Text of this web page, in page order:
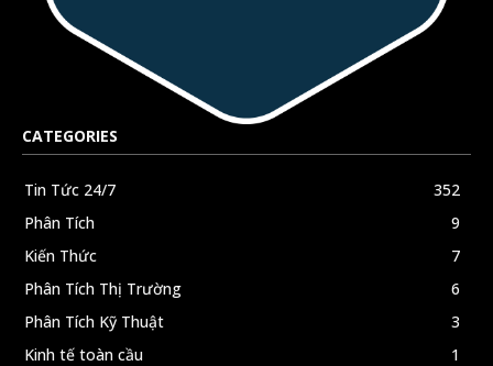
CATEGORIES
Tin Tức 24/7
352
Phân Tích
9
Kiến Thức
7
Phân Tích Thị Trường
6
Phân Tích Kỹ Thuật
3
Kinh tế toàn cầu
1